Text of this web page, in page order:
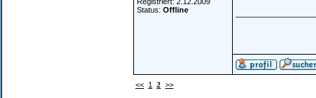
Status: Offline
<< 1 2 >>